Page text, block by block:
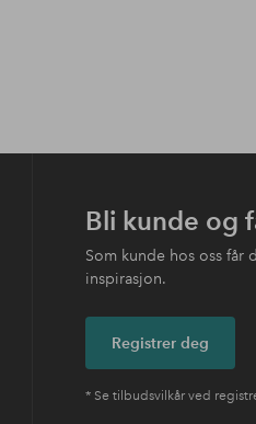
Bli kunde og
Som kunde hos oss får
inspirasjon.
Registrer deg
* Se tilbudsvilkår ved